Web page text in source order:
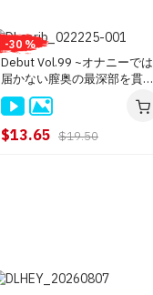
-30 %
Debut Vol.99 ~オナニーでは
届かない膣奥の最深部を貫か
れたい~ : 後藤あや
$13.65 $19.50